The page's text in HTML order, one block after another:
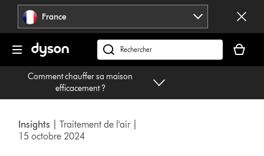
Sauter
pages
France
Rechercher
des
produits
panier
est
Comment chauffer sa maison
efficacement ?
Insights | Traitement de l'air |
15 octobre 2024